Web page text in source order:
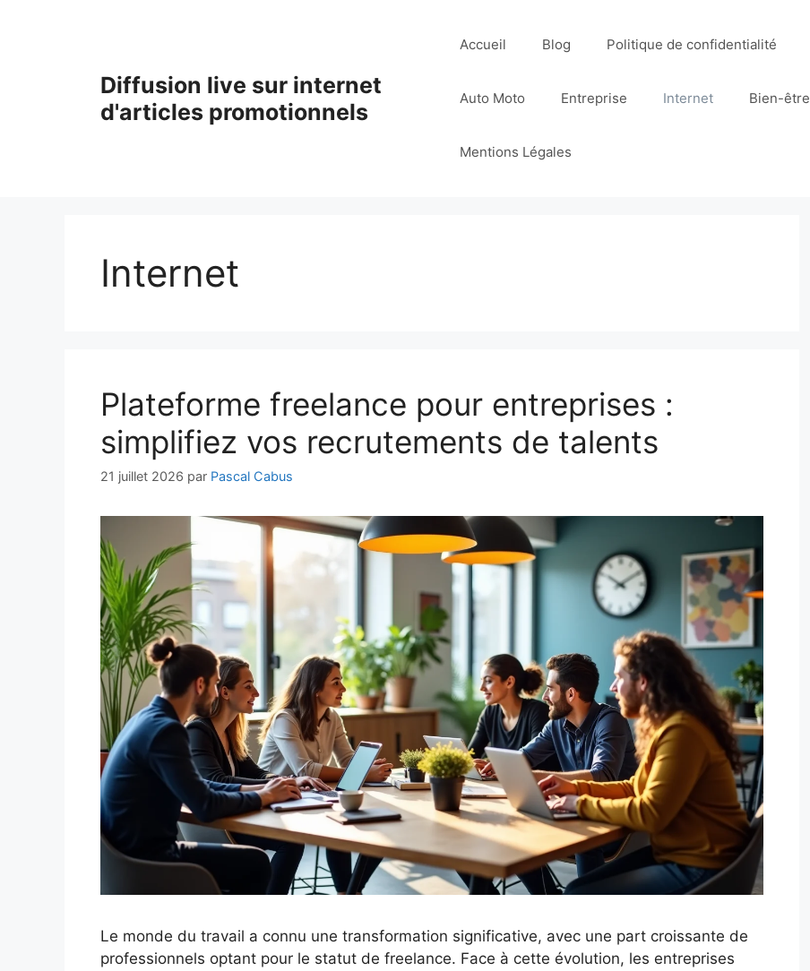
Diffusion live sur internet
d'articles promotionnels
Accueil Blog Politique de confidentialité
Auto Moto Entreprise Internet Bien-être
Mentions Légales
Internet
Plateforme freelance pour entreprises :
simplifiez vos recrutements de talents
21 juillet 2026 par Pascal Cabus
Le monde du travail a connu une transformation significative, avec une part croissante de
professionnels optant pour le statut de freelance. Face à cette évolution, les entreprises